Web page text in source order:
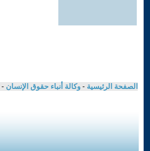
الصفحة الرئيسية - وكالة أنباء حقوق الإنسان -